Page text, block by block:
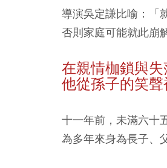
導演吳定謙比喻：「
否則家庭可能就此崩解
在親情枷鎖與失
他從孫子的笑
十一年前，未滿六十
為多年來身為長子、